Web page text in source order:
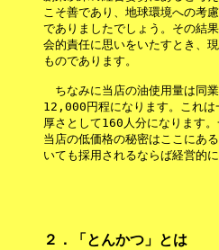
こそ善であり、地球環境への考
でありましたでしょう。その結
会的責任に思いをいたすとき、
ものであります。
ちなみに当店の油使用量は同
12,000円程になります。これは
厚さとして160人分になります
当店の低価格の秘密はここにあ
２．「とんかつ」とは